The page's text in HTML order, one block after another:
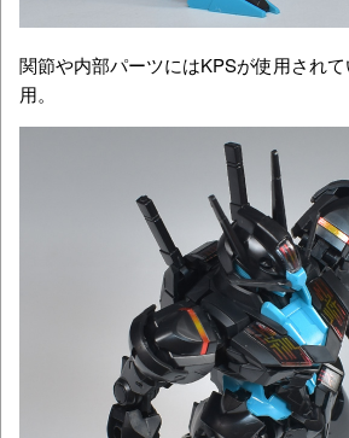
関節や内部パーツにはKPSが使用され
用。